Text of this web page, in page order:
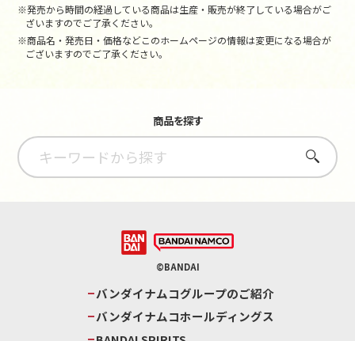
※発売から時間の経過している商品は生産・販売が終了している場合がご
ざいますのでご了承ください。
※商品名・発売日・価格などこのホームページの情報は変更になる場合が
ございますのでご了承ください。
商品を探す
さがす
©BANDAI
バンダイナムコグループのご紹介
バンダイナムコホールディングス